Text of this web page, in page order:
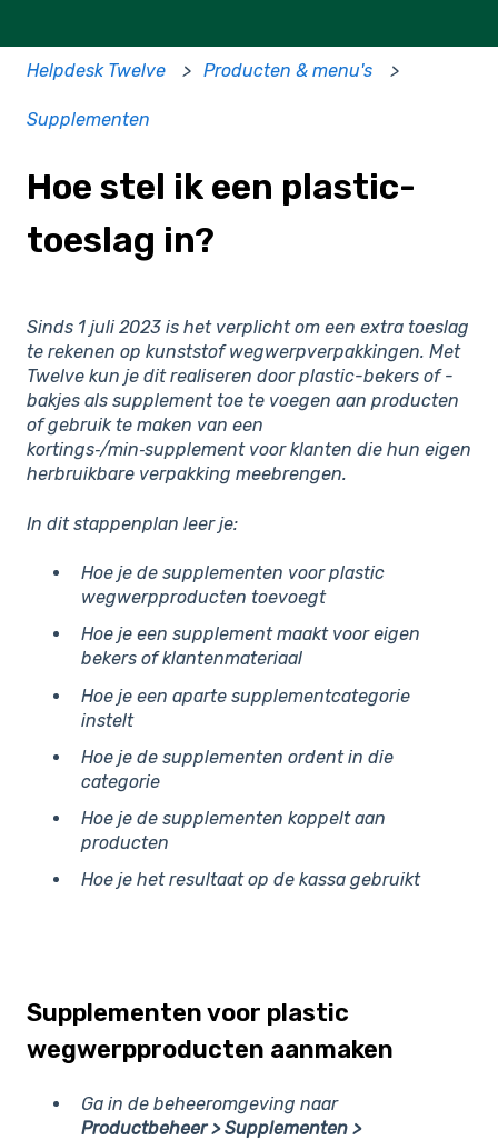
Helpdesk Twelve Producten & menu's
Supplementen
Hoe stel ik een plastic-
toeslag in?
Sinds 1 juli 2023 is het verplicht om een extra toeslag
te rekenen op kunststof wegwerpverpakkingen. Met
Twelve kun je dit realiseren door plastic-bekers of -
bakjes als supplement toe te voegen aan producten
of gebruik te maken van een
kortings‑/min‑supplement voor klanten die hun eigen
herbruikbare verpakking meebrengen.
In dit stappenplan leer je:
Hoe je de supplementen voor plastic
wegwerpproducten toevoegt
Hoe je een supplement maakt voor eigen
bekers of klantenmateriaal
Hoe je een aparte supplementcategorie
instelt
Hoe je de supplementen ordent in die
categorie
Hoe je de supplementen koppelt aan
producten
Hoe je het resultaat op de kassa gebruikt
Supplementen voor plastic
wegwerpproducten aanmaken
Ga in de beheeromgeving naar
Productbeheer > Supplementen >